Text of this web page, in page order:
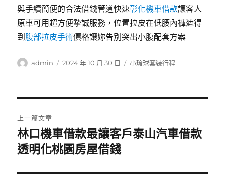
與手續簡便的合法借錢管道快速彰化機車借款讓客人
原車可用超方便摯誠服務，位置拉皮在低腰內褲遮得
到 腹部拉皮手術價格讓妳告別突出小腹配套方案
作
admin
發
2024 年 10 月 30 日
分
小琉球套裝行程
章
導
覽
上一篇文章
上
一
文
林口機車借款最讓客戶泰山汽車借款
透明化桃園房屋借錢